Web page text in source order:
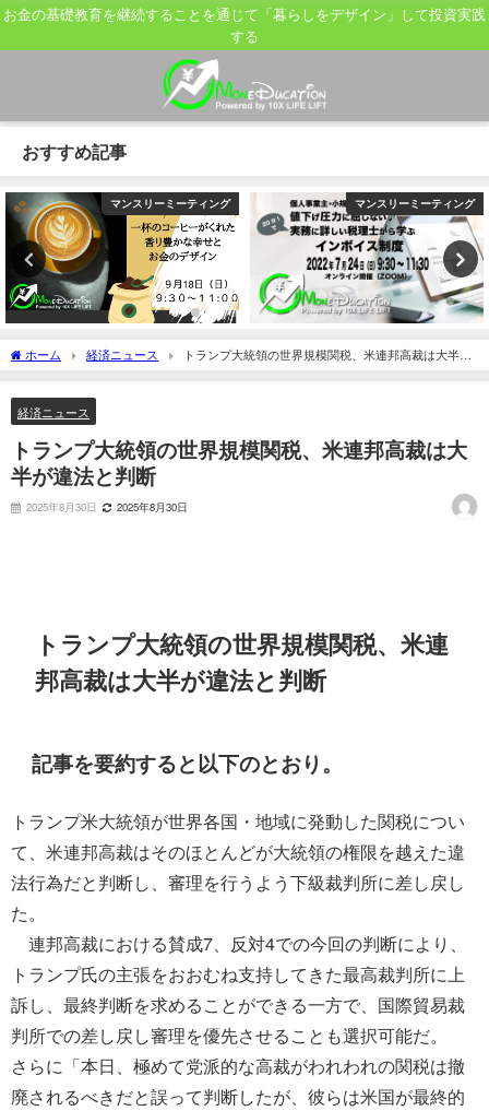
お金の基礎教育を継続することを通じて「暮らしをデザイン」して投資実践
する
おすすめ記事
マンスリーミーティング マンスリーミーティング
ホーム 経済ニュース
トランプ大統領の世界規模関税、米連邦高裁は大半が
違法と判断
経済ニュース
トランプ大統領の世界規模関税、米連邦高裁は大
半が違法と判断
2025年8月30日 2025年8月30日
トランプ大統領の世界規模関税、米連
邦高裁は大半が違法と判断
記事を要約すると以下のとおり。
トランプ米大統領が世界各国・地域に発動した関税につい
て、米連邦高裁はそのほとんどが大統領の権限を越えた違
法行為だと判断し、審理を行うよう下級裁判所に差し戻し
た。
連邦高裁における賛成7、反対4での今回の判断により、
トランプ氏の主張をおおむね支持してきた最高裁判所に上
訴し、最終判断を求めることができる一方で、国際貿易裁
判所での差し戻し審理を優先させることも選択可能だ。
さらに「本日、極めて党派的な高裁がわれわれの関税は撤
廃されるべきだと誤って判断したが、彼らは米国が最終的